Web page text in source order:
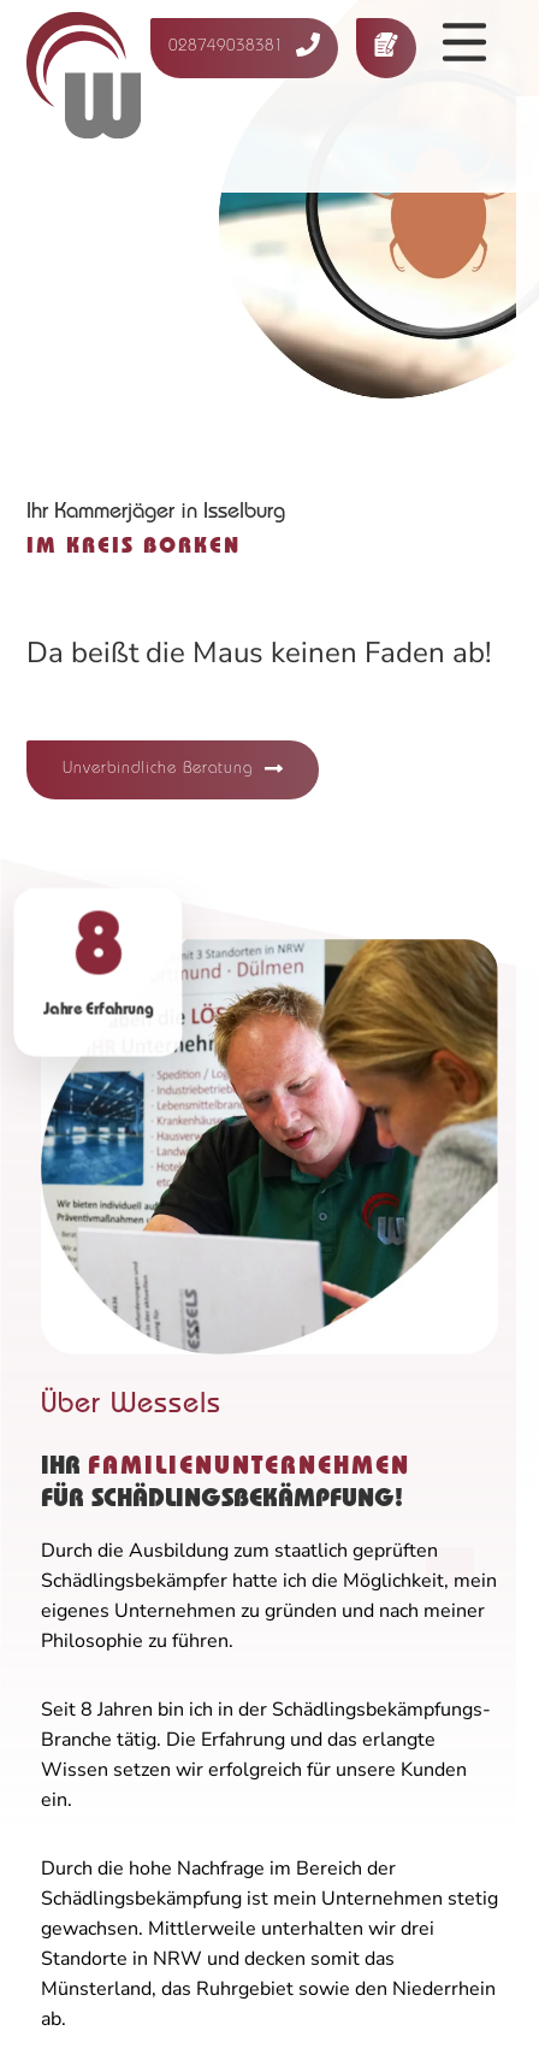
028749038381
Ihr Kammerjäger in Isselburg
IM KREIS BORKEN
Da beißt die Maus keinen Faden ab!
Unverbindliche Beratung
8
Jahre Erfahrung
Über Wessels
IHR FAMILIENUNTERNEHMEN
FÜR SCHÄDLINGSBEKÄMPFUNG!
Durch die Ausbildung zum staatlich geprüften
Schädlingsbekämpfer hatte ich die Möglichkeit, mein
eigenes Unternehmen zu gründen und nach meiner
Philosophie zu führen.
Seit 8 Jahren bin ich in der Schädlingsbekämpfungs-
Branche tätig. Die Erfahrung und das erlangte
Wissen setzen wir erfolgreich für unsere Kunden
ein.
Durch die hohe Nachfrage im Bereich der
Schädlingsbekämpfung ist mein Unternehmen stetig
gewachsen. Mittlerweile unterhalten wir drei
Standorte in NRW und decken somit das
Münsterland, das Ruhrgebiet sowie den Niederrhein
ab.